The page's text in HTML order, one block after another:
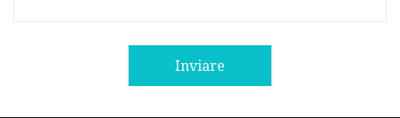
Inviare